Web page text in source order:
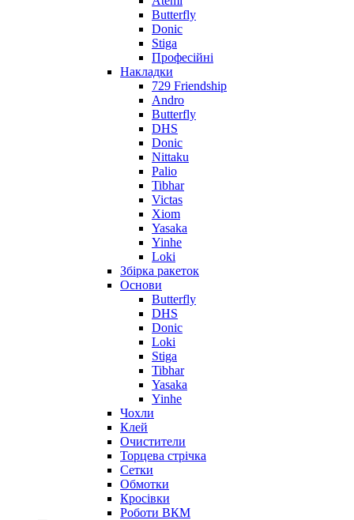
Butterfly
Donic
Stiga
Професійні
Накладки
729 Friendship
Andro
Butterfly
DHS
Donic
Nittaku
Palio
Tibhar
Victas
Xiom
Yasaka
Yinhe
Loki
Збірка ракеток
Основи
Butterfly
DHS
Donic
Loki
Stiga
Tibhar
Yasaka
Yinhe
Чохли
Клей
Очистители
Торцева стрічка
Сетки
Обмотки
Кросівки
Роботи ВКМ